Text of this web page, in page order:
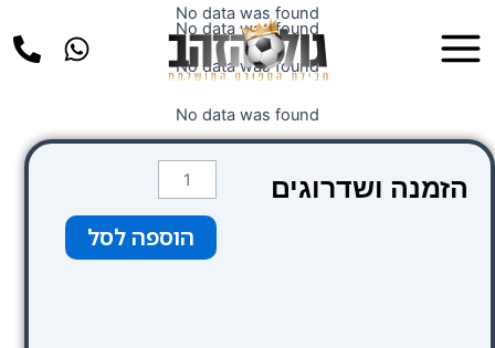
לתוכן
Menu
No data was found
No data was found
No data was found
No data was found
הזמנה ושדרוגים
כמות
של
Hotel
Thistle
הוספה לסל